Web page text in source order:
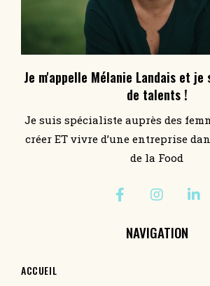
Je m'appelle Mélanie Landais et
de talents !
Je suis spécialiste auprès des
créer ET vivre d’une entreprise
de la Food
NAVIGATION
ACCUEIL